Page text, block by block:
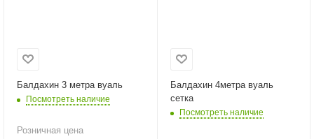
Балдахин 3 метра вуаль
Посмотреть наличие
Розничная цена
Балдахин 4метра вуаль
сетка
Посмотреть наличие